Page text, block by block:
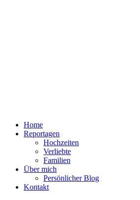
Home
Reportagen
Hochzeiten
Verliebte
Familien
Über mich
Persönlicher Blog
Kontakt